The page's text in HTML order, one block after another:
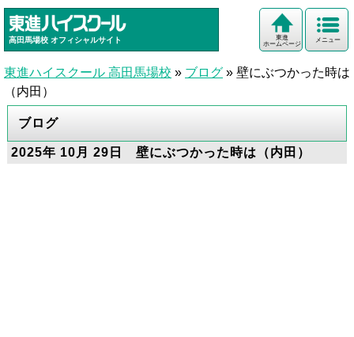
高田馬場校 オフィシャルサイト メニュー
東進
ホームページ
東進ハイスクール 高田馬場校 » ブログ » 壁にぶつかった時は
（内田）
ブログ
2025年 10月 29日 壁にぶつかった時は（内田）